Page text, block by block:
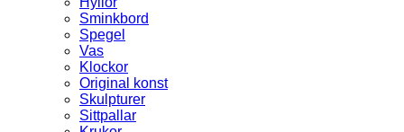
Sminkbord
Spegel
Vas
Klockor
Original konst
Skulpturer
Sittpallar